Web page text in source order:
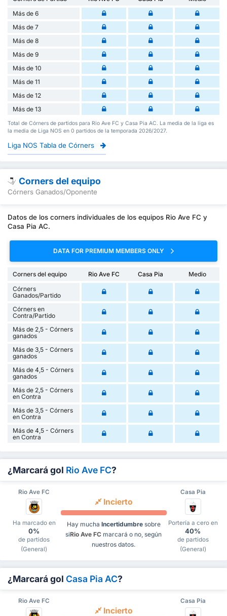
Más de 6
Más de 7
Más de 8
Más de 9
Más de 10
Más de 11
Más de 12
Más de 13
Total de Córners de partidos para Rio Ave FC y Casa Pia AC. La media de la liga es
la media de Liga NOS en 0 partidos de la temporada 2026/2027.
Liga NOS Tabla de Córners
Corners del equipo
Córners Ganados/Oponente
Datos de los corners individuales de los equipos Rio Ave FC y
Casa Pia AC.
DATA FOR PREMIUM MEMBERS ONLY
Corners del equipo Rio Ave FC Casa Pia
Medio
Córners
Ganados/Partido
Córners en
Contra/Partido
Más de 2,5 - Córners
ganados
Más de 3,5 - Córners
ganados
Más de 4,5 - Córners
ganados
Más de 2,5 - Córners
en Contra
Más de 3,5 - Córners
en Contra
Más de 4,5 - Córners
en Contra
¿Marcará gol Rio Ave FC?
Rio Ave FC Casa Pia
Ha marcado en
0%
de partidos
(General)
Incierto
Hay mucha Incertidumbresobre
siRio Ave FC marcará o no, según
nuestros datos.
Portería a cero en
40%
de partidos
(General)
¿Marcará gol Casa Pia AC?
Rio Ave FC Casa Pia
Incierto